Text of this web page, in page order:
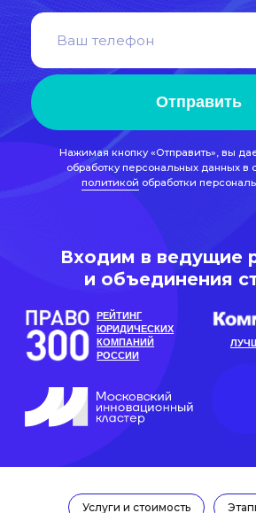
обработку персональных данных в соответствии с
обработки персональных данных
Входим в ведущие рейтинги
ЮРИДИЧЕСКИХ
КОМПАНИЙ
РОССИИ
ЛУЧШИЕ ЮРИДИЧЕСКИЕ
ПРАКТИКИ
Услуги и стоимость